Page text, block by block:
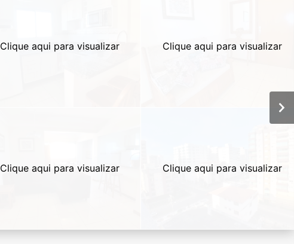
Clique aqui para visualizar
Clique aqui para visualizar
Clique aqui para visualizar
Clique aqui para visualizar